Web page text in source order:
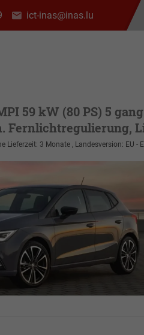
ict-inas@inas.lu
59 kW (80 PS) 5
Fernlichtregulierung,
Lieferzeit: 3 Monate , Landesversion: EU -